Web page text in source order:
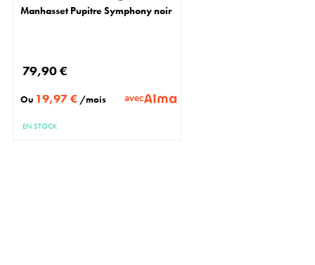
Manhasset Pupitre Symphony noir
79,90 €
Ou 19,97 € /mois avec
EN STOCK